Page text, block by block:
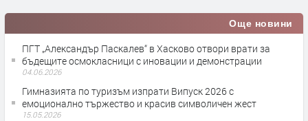
Още новини
ПГТ „Александър Паскалев“ в Хасково отвори врати за
бъдещите осмокласници с иновации и демонстрации
04.06.2026
Гимназията по туризъм изпрати Випуск 2026 с
емоционално тържество и красив символичен жест
15.05.2026